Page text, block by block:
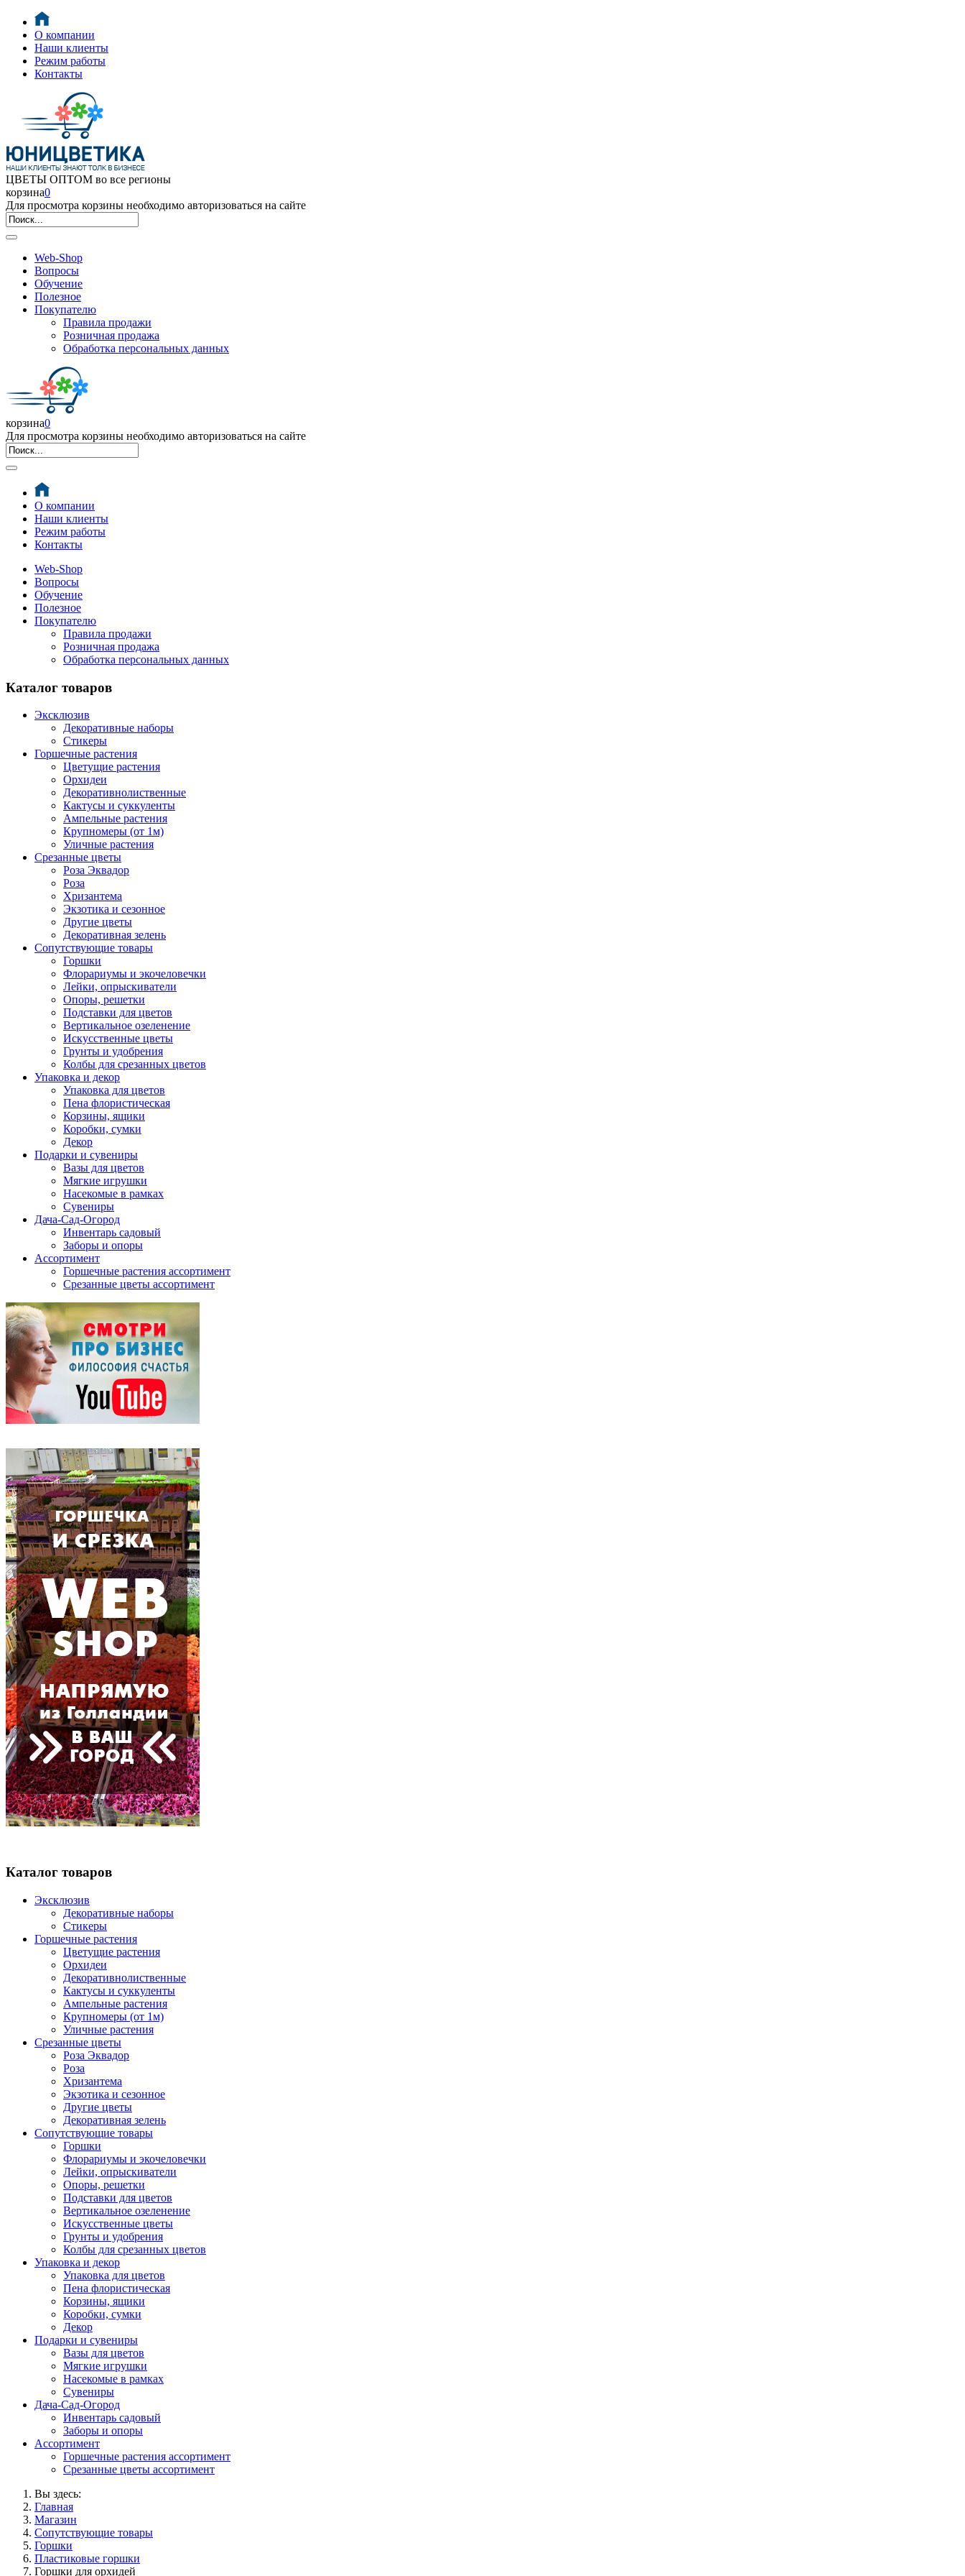
О компании
Наши клиенты
Режим работы
Контакты
ЦВЕТЫ ОПТОМ во все регионы
корзина0
Для просмотра корзины необходимо авторизоваться на сайте
Web-Shop
Вопросы
Обучение
Полезное
Покупателю
Правила продажи
Розничная продажа
Обработка персональных данных
корзина0
Для просмотра корзины необходимо авторизоваться на сайте
О компании
Наши клиенты
Режим работы
Контакты
Web-Shop
Вопросы
Обучение
Полезное
Покупателю
Правила продажи
Розничная продажа
Обработка персональных данных
Каталог товаров
Эксклюзив
Декоративные наборы
Стикеры
Горшечные растения
Цветущие растения
Орхидеи
Декоративнолиственные
Кактусы и суккуленты
Ампельные растения
Крупномеры (от 1м)
Уличные растения
Срезанные цветы
Роза Эквадор
Роза
Хризантема
Экзотика и сезонное
Другие цветы
Декоративная зелень
Сопутствующие товары
Горшки
Флорариумы и экочеловечки
Лейки, опрыскиватели
Опоры, решетки
Подставки для цветов
Вертикальное озеленение
Искусственные цветы
Грунты и удобрения
Колбы для срезанных цветов
Упаковка и декор
Упаковка для цветов
Пена флористическая
Корзины, ящики
Коробки, сумки
Декор
Подарки и сувениры
Вазы для цветов
Мягкие игрушки
Насекомые в рамках
Сувениры
Дача-Сад-Огород
Инвентарь садовый
Заборы и опоры
Ассортимент
Горшечные растения ассортимент
Срезанные цветы ассортимент
Каталог товаров
Эксклюзив
Декоративные наборы
Стикеры
Горшечные растения
Цветущие растения
Орхидеи
Декоративнолиственные
Кактусы и суккуленты
Ампельные растения
Крупномеры (от 1м)
Уличные растения
Срезанные цветы
Роза Эквадор
Роза
Хризантема
Экзотика и сезонное
Другие цветы
Декоративная зелень
Сопутствующие товары
Горшки
Флорариумы и экочеловечки
Лейки, опрыскиватели
Опоры, решетки
Подставки для цветов
Вертикальное озеленение
Искусственные цветы
Грунты и удобрения
Колбы для срезанных цветов
Упаковка и декор
Упаковка для цветов
Пена флористическая
Корзины, ящики
Коробки, сумки
Декор
Подарки и сувениры
Вазы для цветов
Мягкие игрушки
Насекомые в рамках
Сувениры
Дача-Сад-Огород
Инвентарь садовый
Заборы и опоры
Ассортимент
Горшечные растения ассортимент
Срезанные цветы ассортимент
Вы здесь:
Главная
Магазин
Сопутствующие товары
Горшки
Пластиковые горшки
Горшки для орхидей